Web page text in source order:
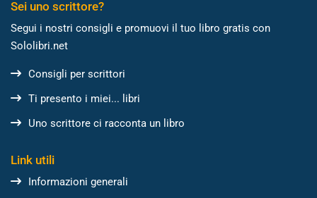
Sei uno scrittore?
Segui i nostri consigli e promuovi il tuo libro gratis con
Sololibri.net
Consigli per scrittori
Ti presento i miei... libri
Uno scrittore ci racconta un libro
Link utili
Informazioni generali